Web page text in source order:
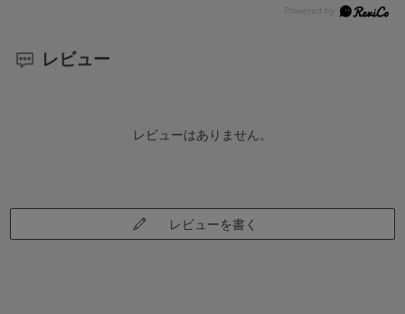
レビュー
レビューはありません。
レビューを書く